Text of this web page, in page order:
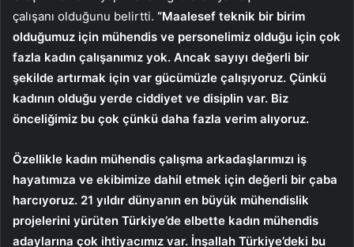
çalışanı olduğunu belirtti. “Maalesef teknik bir birim
olduğumuz için mühendis ve personelimiz olduğu için çok
fazla kadın çalışanımız yok. Ancak sayıyı değerli bir
şekilde artırmak için var gücümüzle çalışıyoruz. Çünkü
kadının olduğu yerde ciddiyet ve disiplin var. Biz
önceliğimiz bu çok çünkü daha fazla verim alıyoruz.
Özellikle kadın mühendis çalışma arkadaşlarımızı iş
hayatımıza ve ekibimize dahil etmek için değerli bir çaba
harcıyoruz. 21 yıldır dünyanın en büyük mühendislik
projelerini yürüten Türkiye’de elbette kadın mühendis
adaylarına çok ihtiyacımız var. İnşallah Türkiye’deki bu